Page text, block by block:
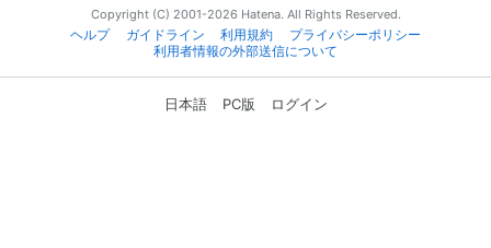
Copyright (C) 2001-2026 Hatena. All Rights Reserved.
ヘルプ
ガイドライン 利用規約
プライバシーポリシー
利用者情報の外部送信について
日本語 PC版 ログイン